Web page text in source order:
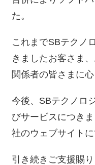
た。
これまでSBテクノ
きましたお客さま
関係者の皆さまに
今後、SBテクノロ
びサービスにつき
社のウェブサイト
引き続きご支援賜